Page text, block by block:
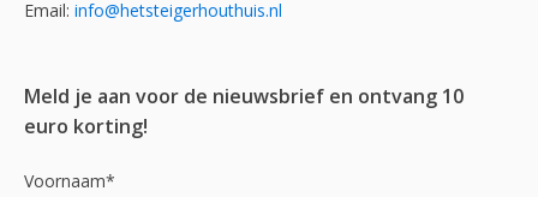
Email: info@hetsteigerhouthuis.nl
Meld je aan voor de nieuwsbrief en ontvang 10
euro korting!
Voornaam*